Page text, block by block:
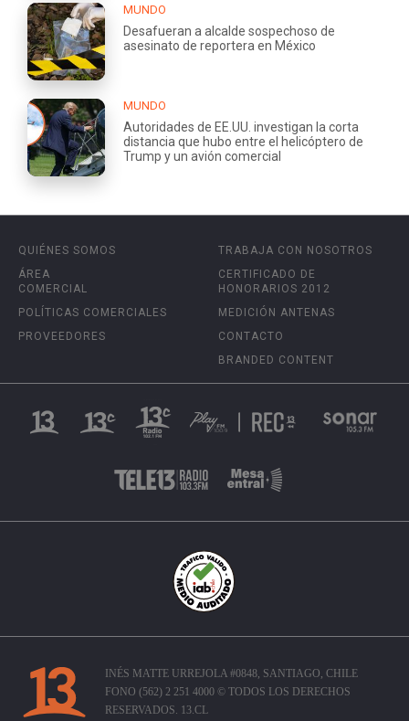
MUNDO
Desafueran a alcalde sospechoso de
asesinato de reportera en México
MUNDO
Autoridades de EE.UU. investigan la corta
distancia que hubo entre el helicóptero de
Trump y un avión comercial
QUIÉNES SOMOS
ÁREA
COMERCIAL
POLÍTICAS COMERCIALES
PROVEEDORES
TRABAJA CON NOSOTROS
CERTIFICADO DE
HONORARIOS 2012
MEDICIÓN ANTENAS
CONTACTO
BRANDED CONTENT
INÉS MATTE URREJOLA #0848, SANTIAGO, CHILE
FONO (562) 2 251 4000 © TODOS LOS DERECHOS
RESERVADOS. 13.CL